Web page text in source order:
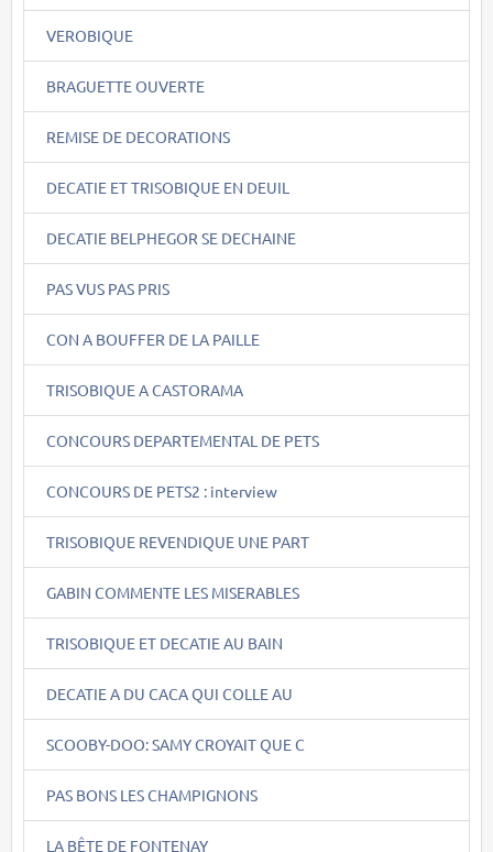
VEROBIQUE
BRAGUETTE OUVERTE
REMISE DE DECORATIONS
DECATIE ET TRISOBIQUE EN DEUIL
DECATIE BELPHEGOR SE DECHAINE
PAS VUS PAS PRIS
CON A BOUFFER DE LA PAILLE
TRISOBIQUE A CASTORAMA
CONCOURS DEPARTEMENTAL DE PETS
CONCOURS DE PETS2 : interview
TRISOBIQUE REVENDIQUE UNE PART
GABIN COMMENTE LES MISERABLES
TRISOBIQUE ET DECATIE AU BAIN
DECATIE A DU CACA QUI COLLE AU
SCOOBY-DOO: SAMY CROYAIT QUE C
PAS BONS LES CHAMPIGNONS
LA BÊTE DE FONTENAY